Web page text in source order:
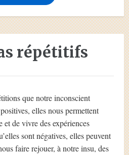
répétitifs
que notre inconscient
elles nous permettent
et de vivre des expériences
sont négatives, elles peuvent
faire rejouer, à notre insu, des